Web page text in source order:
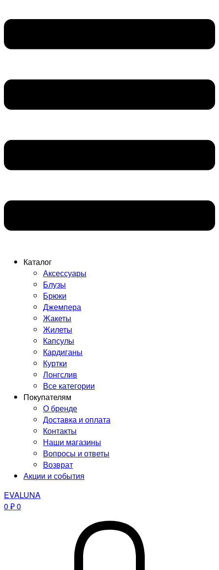
Каталог
Аксессуары
Блузы
Брюки
Джемпера
Жакеты
Жилеты
Капсулы
Кардиганы
Куртки
Лонгслив
Все категории
Покупателям
О бренде
Доставка и оплата
Контакты
Наши магазины
Вопросы и ответы
Возврат
Акции и события
EVALUNA
0 ₽0